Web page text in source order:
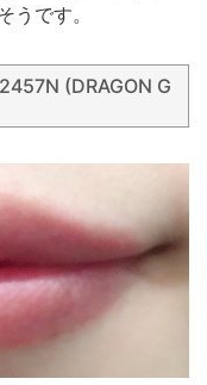
うです。
(DRAGON G